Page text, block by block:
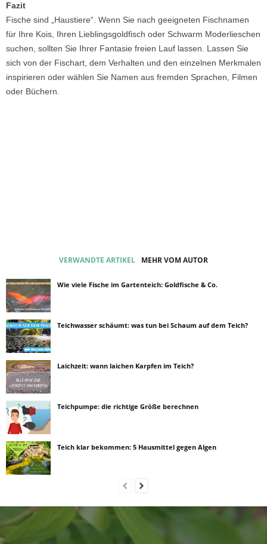
Fazit
Fische sind „Haustiere“. Wenn Sie nach geeigneten Fischnamen
für Ihre Kois, Ihren Lieblingsgoldfisch oder Schwarm Moderlieschen
suchen, sollten Sie Ihrer Fantasie freien Lauf lassen. Lassen Sie
sich von der Fischart, dem Verhalten und den einzelnen Merkmalen
inspirieren oder wählen Sie Namen aus fremden Sprachen, Filmen
oder Büchern.
VERWANDTE ARTIKEL MEHR VOM AUTOR
Wie viele Fische im Gartenteich: Goldfische & Co.
Teichwasser schäumt: was tun bei Schaum auf dem Teich?
Laichzeit: wann laichen Karpfen im Teich?
Teichpumpe: die richtige Größe berechnen
Teich klar bekommen: 5 Hausmittel gegen Algen